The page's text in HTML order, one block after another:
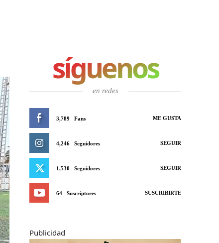
síguenos
en redes
3,789 Fans ME GUSTA
4,246 Seguidores SEGUIR
1,530 Seguidores SEGUIR
64 Suscriptores SUSCRIBIRTE
Publicidad